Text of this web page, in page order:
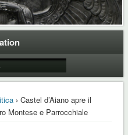
› Castel d’Aiano apre il
Montese e Parrocchiale